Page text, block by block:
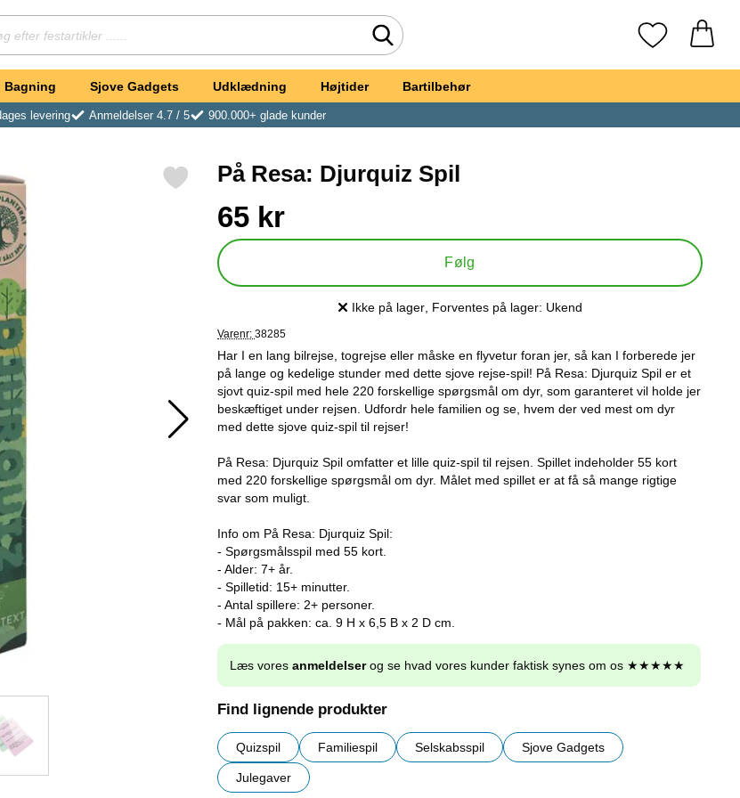
Foretag søgning Mine favoritter
Bagning Sjove Gadgets Udklædning Højtider Bartilbehør
levering Anmeldelser 4.7 / 5
900.000+ glade kunder
Markér på Resa: Djurquiz Spil som favoritPå Resa: Djurquiz Spil
pris
65 kr
Følg
Produkttilgængelighed:
Ikke på lager, Forventes på lager: Ukend
Varenr: 38285
Har I en lang bilrejse, togrejse eller måske en flyvetur foran jer, så kan I forberede jer
på lange og kedelige stunder med dette sjove rejse-spil! På Resa: Djurquiz Spil er et
sjovt quiz-spil med hele 220 forskellige spørgsmål om dyr, som garanteret vil holde jer
beskæftiget under rejsen. Udfordr hele familien og se, hvem der ved mest om dyr
med dette sjove quiz-spil til rejser!
På Resa: Djurquiz Spil omfatter et lille quiz-spil til rejsen. Spillet indeholder 55 kort
med 220 forskellige spørgsmål om dyr. Målet med spillet er at få så mange rigtige
svar som muligt.
Info om På Resa: Djurquiz Spil:
- Spørgsmålsspil med 55 kort.
- Alder: 7+ år.
- Spilletid: 15+ minutter.
- Antal spillere: 2+ personer.
- Mål på pakken: ca. 9 H x 6,5 B x 2 D cm.
Læs vores anmeldelserog se hvad vores kunder faktisk synes om os ★★★★★
Find lignende produkter
Quizspil Familiespil Selskabsspil Sjove Gadgets
Julegaver